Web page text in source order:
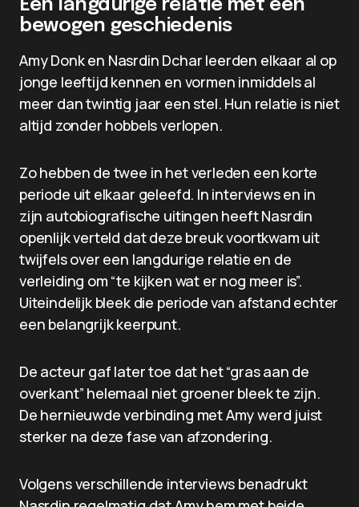
Een langdurige relatie met een
bewogen geschiedenis
Amy Donk en Nasrdin Dchar leerden elkaar al op
jonge leeftijd kennen en vormen inmiddels al
meer dan twintig jaar een stel. Hun relatie is niet
altijd zonder hobbels verlopen.
Zo hebben de twee in het verleden een korte
periode uit elkaar geleefd. In interviews en in
zijn autobiografische uitingen heeft Nasrdin
openlijk verteld dat deze breuk voortkwam uit
twijfels over een langdurige relatie en de
verleiding om “te kijken wat er nog meer is”.
Uiteindelijk bleek die periode van afstand echter
een belangrijk keerpunt.
De acteur gaf later toe dat het “gras aan de
overkant” helemaal niet groener bleek te zijn.
De hernieuwde verbinding met Amy werd juist
sterker na deze fase van afzondering.
Volgens verschillende interviews benadrukt